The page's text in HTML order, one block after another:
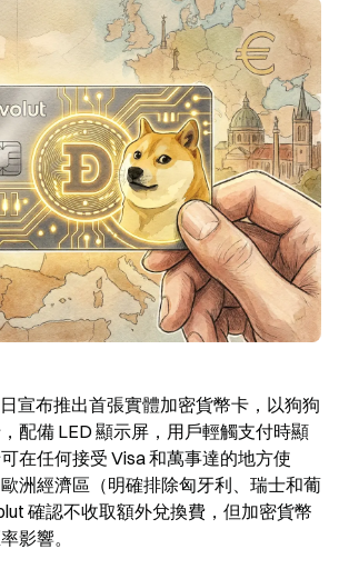
宣布推出首張實體加密貨幣卡，以狗狗
配備 LED 顯示屏，用戶輕觸支付時顯
在任何接受 Visa 和萬事達的地方使
洲經濟區（明確排除匈牙利、瑞士和葡
確認不收取額外兌換費，但加密貨幣
影響。